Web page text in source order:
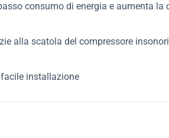
consumo di energia e aumenta la
alla scatola del compressore
facile installazione